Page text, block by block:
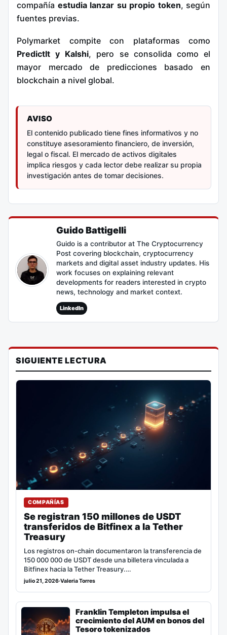
compañía estudia lanzar su propio token, según
fuentes previas.
Polymarket compite con plataformas como
PredictIt y Kalshi, pero se consolida como el
mayor mercado de predicciones basado en
blockchain a nivel global.
AVISO
El contenido publicado tiene fines informativos y no
constituye asesoramiento financiero, de inversión,
legal o fiscal. El mercado de activos digitales
implica riesgos y cada lector debe realizar su propia
investigación antes de tomar decisiones.
Guido Battigelli
Guido is a contributor at The Cryptocurrency
Post covering blockchain, cryptocurrency
markets and digital asset industry updates. His
work focuses on explaining relevant
developments for readers interested in crypto
news, technology and market context.
LinkedIn
SIGUIENTE LECTURA
COMPAÑÍAS
Se registran 150 millones de USDT
transferidos de Bitfinex a la Tether
Treasury
Los registros on-chain documentaron la transferencia de
150 000 000 de USDT desde una billetera vinculada a
Bitfinex hacia la Tether Treasury.…
julio 21, 2026·Valeria Torres
Franklin Templeton impulsa el
crecimiento del AUM en bonos del
Tesoro tokenizados